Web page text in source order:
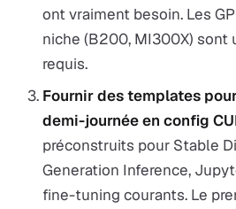
ont vraiment besoin. Les
niche (B200, MI300X) sont
requis.
Fournir des templates
demi-journée en config
préconstruits pour Stable
Generation Inference,
fine-tuning courants. Le